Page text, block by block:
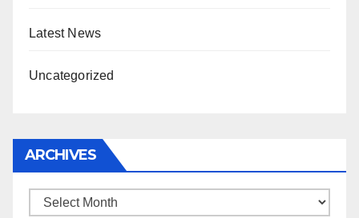
Latest News
Uncategorized
ARCHIVES
Archives